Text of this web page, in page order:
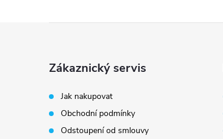
Zákaznický servis
Jak nakupovat
Obchodní podmínky
Odstoupení od smlouvy